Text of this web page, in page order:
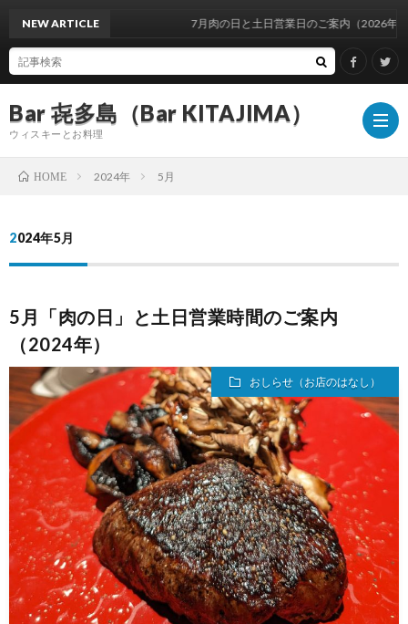
Bar 㐂多島（Bar KITAJIMA）
ウィスキーとお料理
し
せ
（お
店
は
な
イ
ン
ト
ィ
ス
キ
の
つ
ウ
ィ
ス
ー
の
ウ
ィ
ス
キ
ー
マ
ッ
プ・
営
NEW ARTICLE 7月肉の日と土日営業日のご案内（2026年）
HOME 2024年 5月
2024年5月
5月「肉の日」と土日営業時間のご案内
（2024年）
おしらせ（お店のはなし）